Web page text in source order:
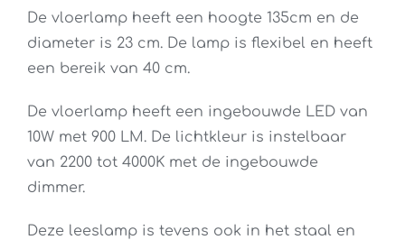
De vloerlamp heeft een hoogte 135cm en de
diameter is 23 cm. De lamp is flexibel en heeft
een bereik van 40 cm.
De vloerlamp heeft een ingebouwde LED van
10W met 900 LM. De lichtkleur is instelbaar
van 2200 tot 4000K met de ingebouwde
dimmer.
Deze leeslamp is tevens ook in het staal en